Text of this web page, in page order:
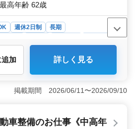
高年齢 62歳
週休2日制
長期
派遣社員
自動車整備士
この求人は中高年の方々が活躍で
す。ベテランのシニア層も大歓迎
な経験や知識を活かして活躍する
力の一つです。自分の仕事をきち
追加 詳しく見る
掲載期間 2026/06/11〜2026/09/10
車整備のお仕事《中高年